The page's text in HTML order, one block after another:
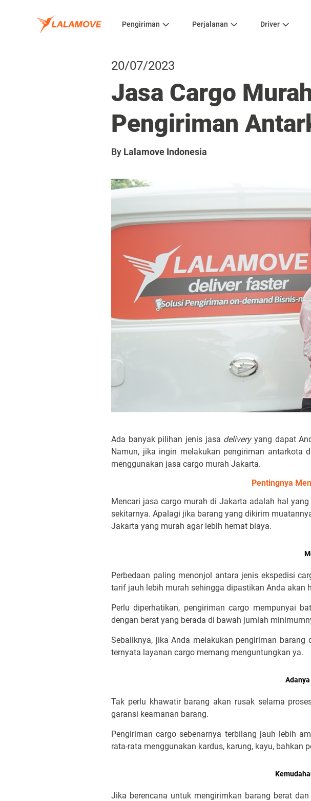
Pengiriman Perjalanan Driver
20/07/2023
Jasa Cargo
Pengiriman
By Lalamove Indonesia
Ada banyak pilihan jenis jasa delivery yang dapat
Namun, jika ingin melakukan pengiriman antarkota
menggunakan jasa cargo murah Jakarta.
Pentingnya
Mencari jasa cargo murah di Jakarta adalah hal
sekitarnya. Apalagi jika barang yang dikirim
Jakarta yang murah agar lebih hemat biaya.
Perbedaan paling menonjol antara jenis ekspedisi
tarif jauh lebih murah sehingga dipastikan Anda akan
Perlu diperhatikan, pengiriman cargo mempunyai
dengan berat yang berada di bawah jumlah
Sebaliknya, jika Anda melakukan pengiriman
ternyata layanan cargo memang menguntungkan ya.
Tak perlu khawatir barang akan rusak selama
garansi keamanan barang.
Pengiriman cargo sebenarnya terbilang jauh lebih
rata-rata menggunakan kardus, karung, kayu, bahkan
Jika berencana untuk mengirimkan barang berat